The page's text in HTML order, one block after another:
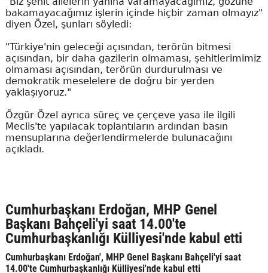
bakamayacağımız işlerin içinde hiçbir zaman olmayız"
diyen Özel, şunları söyledi:
"Türkiye'nin geleceği açısından, terörün bitmesi
açısından, bir daha gazilerin olmaması, şehitlerimimiz
olmaması açısından, terörün durdurulması ve
demokratik meselelere de doğru bir yerden
yaklaşıyoruz."
Özgür Özel ayrıca süreç ve çerçeve yasa ile ilgili
Meclis'te yapılacak toplantıların ardından basın
mensuplarına değerlendirmelerde bulunacağını
açıkladı.
Cumhurbaşkanı Erdoğan, MHP Genel
Başkanı Bahçeli'yi saat 14.00'te
Cumhurbaşkanlığı Külliyesi'nde kabul etti
Cumhurbaşkanı Erdoğan', MHP Genel Başkanı Bahçeli'yi saat
14.00'te Cumhurbaşkanlığı Külliyesi'nde kabul etti